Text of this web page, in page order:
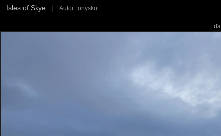
Isles of Skye | Autor: tonyskot